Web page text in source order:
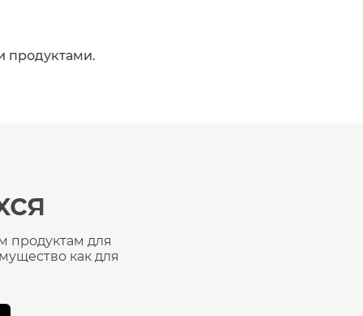
продуктами.
продуктам для
как для